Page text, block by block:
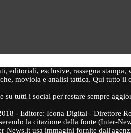
editoriali, esclusive, rassegna
moviola e analisi tattica. Qui tutto
tutti i social per restare sempre
- Editore: Icona Digital - Direttore
la citazione della fonte (Inter-
usa immagini fornite